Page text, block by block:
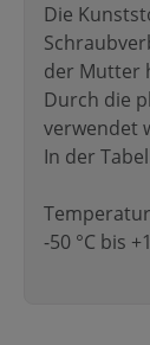
Die
der Mutter
Durch die
verwendet
In der
-50 °C bis